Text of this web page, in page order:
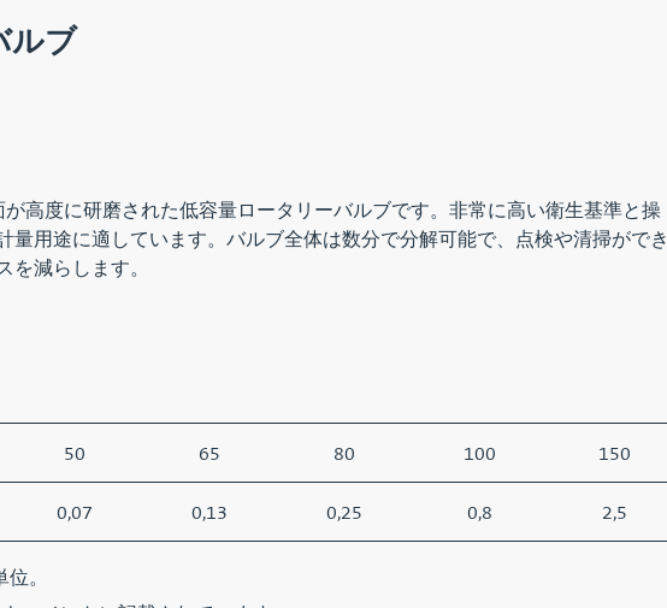
ルブ
が高度に研磨された低容量ロータリーバルブです。非常に高い衛生基準と操
量用途に適しています。バルブ全体は数分で分解可能で、点検や清掃ができ
を減らします。
50 65 80 100 150
0,07 0,13 0,25 0,8 2,5
。